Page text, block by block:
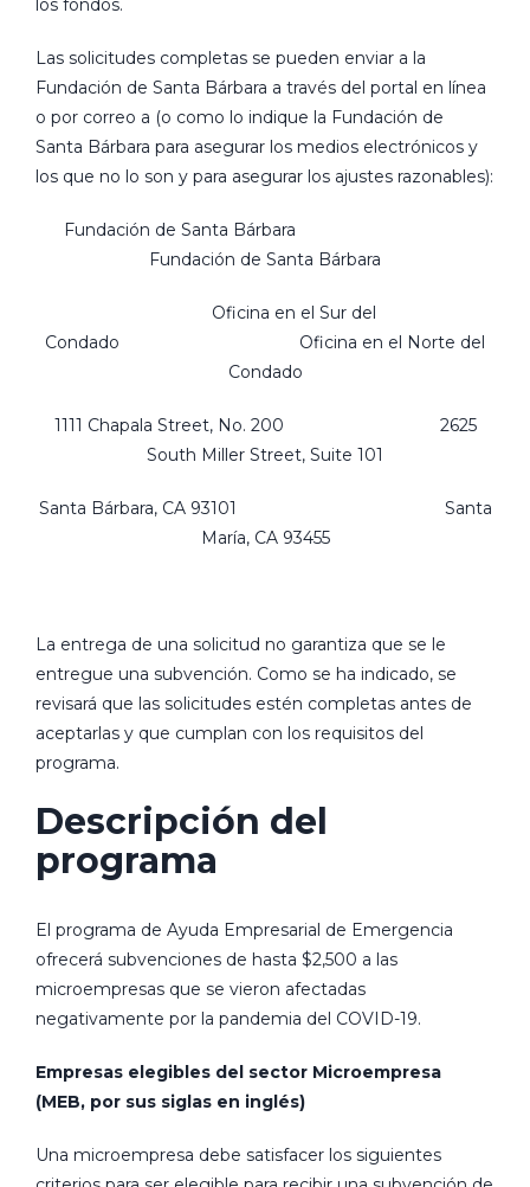
los fondos.
Las solicitudes completas se pueden enviar a la
Fundación de Santa Bárbara a través del portal en línea
o por correo a (o como lo indique la Fundación de
Santa Bárbara para asegurar los medios electrónicos y
los que no lo son y para asegurar los ajustes razonables):
Fundación de Santa Bárbara
Fundación de Santa Bárbara
Oficina en el Sur del
Condado Oficina en el Norte del
Condado
1111 Chapala Street, No. 200 2625
South Miller Street, Suite 101
Santa Bárbara, CA 93101 Santa
María, CA 93455
La entrega de una solicitud no garantiza que se le
entregue una subvención. Como se ha indicado, se
revisará que las solicitudes estén completas antes de
aceptarlas y que cumplan con los requisitos del
programa.
Descripción del
programa
El programa de Ayuda Empresarial de Emergencia
ofrecerá subvenciones de hasta $2,500 a las
microempresas que se vieron afectadas
negativamente por la pandemia del COVID-19.
Empresas elegibles del sector Microempresa
(MEB, por sus siglas en inglés)
Una microempresa debe satisfacer los siguientes